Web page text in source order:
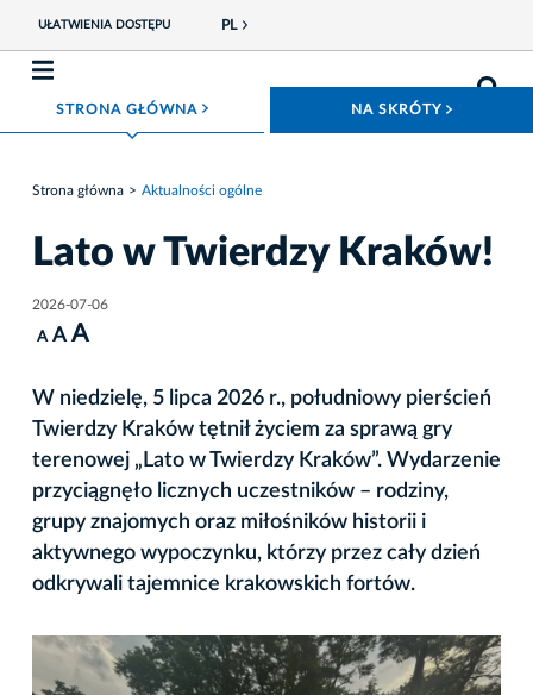
UŁATWIENIA DOSTĘPU PL
STRONA GŁÓWNA ROZWIŃ MENU NA SKRÓTY
Strona główna Aktualności ogólne
Lato w Twierdzy Kraków!
2026-07-06
A A A
W niedzielę, 5 lipca 2026 r., południowy pierścień
Twierdzy Kraków tętnił życiem za sprawą gry
terenowej „Lato w Twierdzy Kraków”. Wydarzenie
przyciągnęło licznych uczestników – rodziny,
grupy znajomych oraz miłośników historii i
aktywnego wypoczynku, którzy przez cały dzień
odkrywali tajemnice krakowskich fortów.